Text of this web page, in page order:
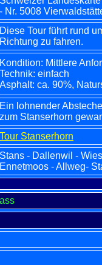
- Nr. 5008
Diese Tour führt rund
Richtung zu fahren.
Kondition: Mittlere
Technik: einfach
Asphalt: ca. 90%,
Ein lohnender
zum Stanserhorn
Tour Stanserhorn
Stans - Dallenwil -
Ennetmoos - Allweg-